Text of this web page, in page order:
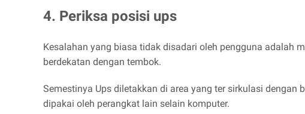
4. Periksa posisi ups
Kesalahan yang biasa tidak disadari oleh pengguna adalah
berdekatan dengan tembok.
Semestinya Ups diletakkan di area yang ter sirkulasi
dipakai oleh perangkat lain selain komputer.